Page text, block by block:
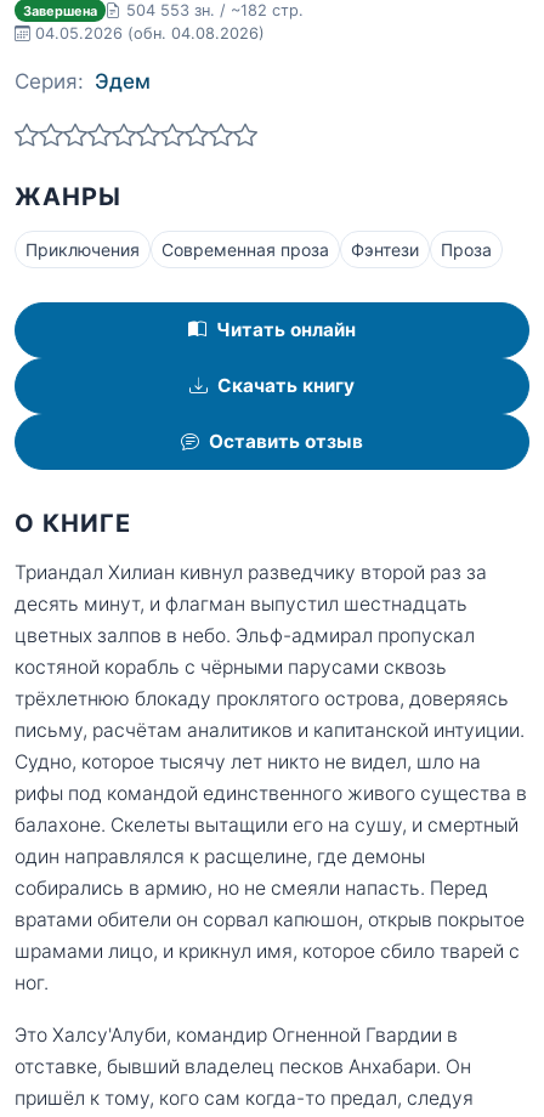
Завершена
504 553 зн. / ~182 стр.
04.05.2026 (обн. 04.08.2026)
Серия: Эдем
ЖАНРЫ
Приключения Современная проза Фэнтези Проза
Читать онлайн
Скачать книгу
Оставить отзыв
О КНИГЕ
Триандал Хилиан кивнул разведчику второй раз за
десять минут, и флагман выпустил шестнадцать
цветных залпов в небо. Эльф-адмирал пропускал
костяной корабль с чёрными парусами сквозь
трёхлетнюю блокаду проклятого острова, доверяясь
письму, расчётам аналитиков и капитанской интуиции.
Судно, которое тысячу лет никто не видел, шло на
рифы под командой единственного живого существа в
балахоне. Скелеты вытащили его на сушу, и смертный
один направлялся к расщелине, где демоны
собирались в армию, но не смеяли напасть. Перед
вратами обители он сорвал капюшон, открыв покрытое
шрамами лицо, и крикнул имя, которое сбило тварей с
ног.
Это Халсу'Алуби, командир Огненной Гвардии в
отставке, бывший владелец песков Анхабари. Он
пришёл к тому, кого сам когда-то предал, следуя